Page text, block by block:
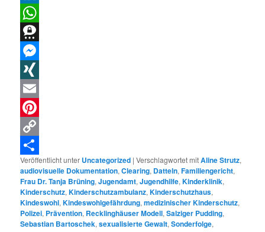
LinkedIn
WhatsApp
Threema
Messenger
XING
Email
Pinterest
Copy
Link
Teilen
Veröffentlicht unter Uncategorized |Verschlagwortet mitAline Strutz,
audiovisuelle Dokumentation,Clearing, Datteln,Familiengericht,
Frau Dr. Tanja Brüning,Jugendamt,Jugendhilfe,Kinderklinik,
Kinderschutz,Kinderschutzambulanz,Kinderschutzhaus,
Kindeswohl,Kindeswohlgefährdung,medizinischer Kinderschutz,
Polizei, Prävention, Recklinghäuser Modell,Salziger Pudding,
Sebastian Bartoschek,sexualisierte Gewalt,Sonderfolge,